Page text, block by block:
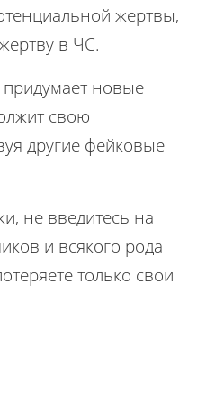
жертвы,
в ЧС.
новые
свою
другие фейковые
не введитесь на
и всякого рода
только свои